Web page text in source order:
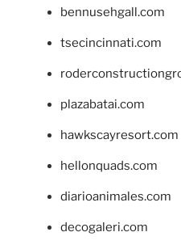
bennusehgall.com
tsecincinnati.com
plazabatai.com
hawkscayresort.com
hellonquads.com
diarioanimales.com
decogaleri.com